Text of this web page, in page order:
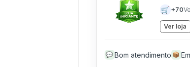
🛒 +70
Ver loja
💬 Bom atendimento 📦